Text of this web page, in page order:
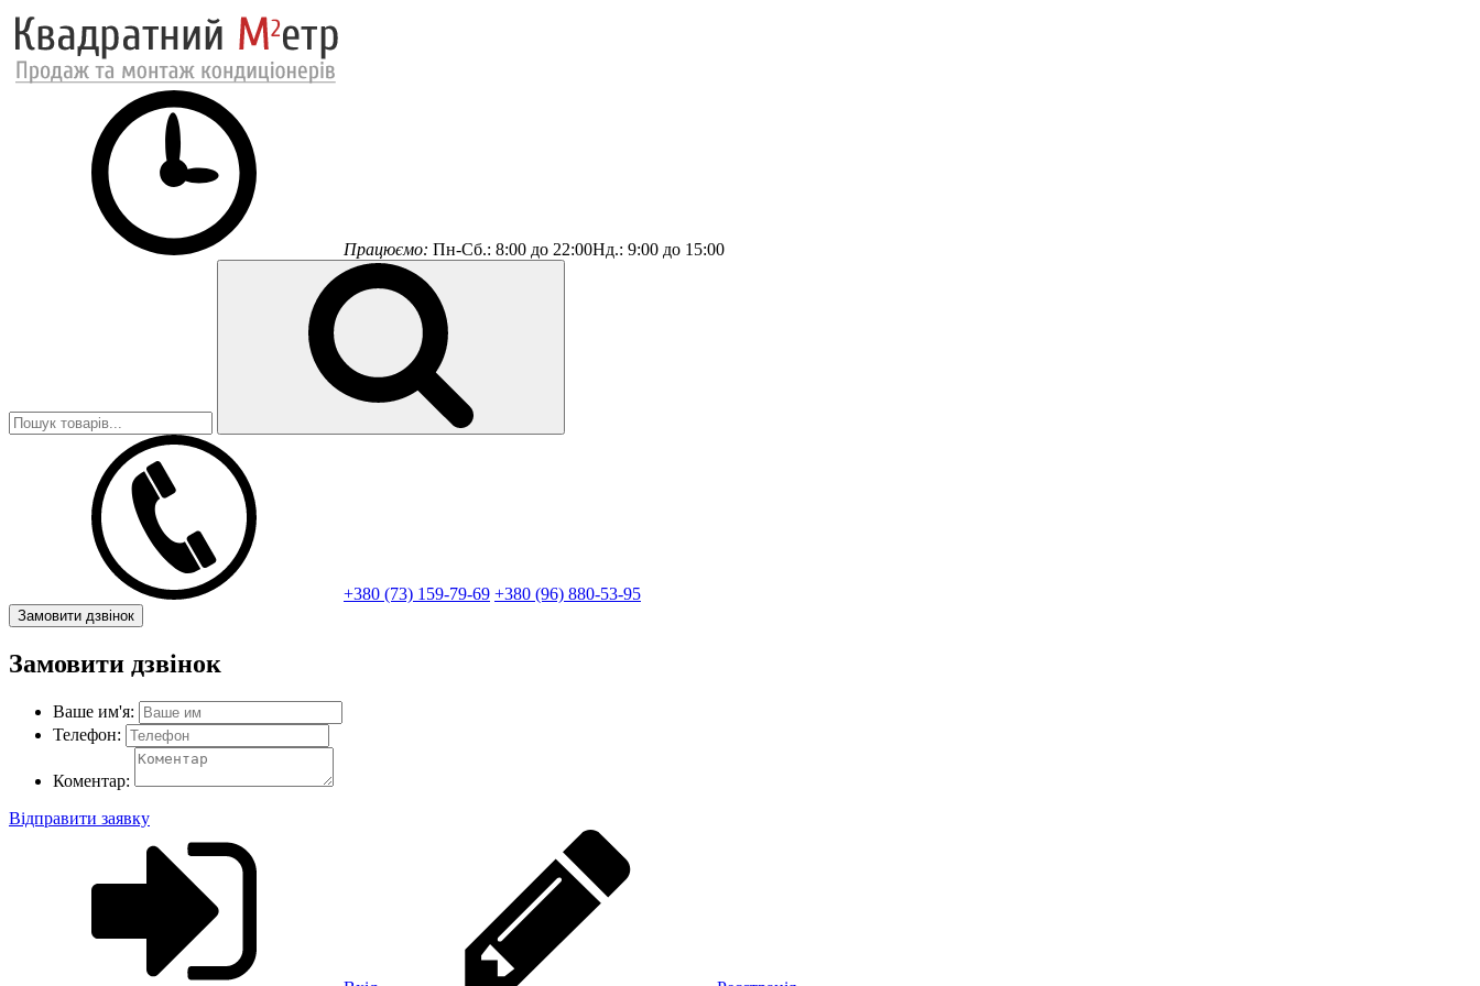
Працюємо: Пн-Сб.: 8:00 до 22:00Нд.: 9:00 до 15:00
+380 (73) 159-79-69 +380 (96) 880-53-95
Замовити дзвінок
Замовити дзвінок
Ваше им'я:
Телефон:
Коментар:
Відправити заявку